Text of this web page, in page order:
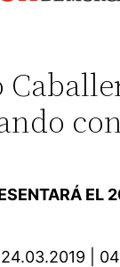
EL
24.03.2019 |